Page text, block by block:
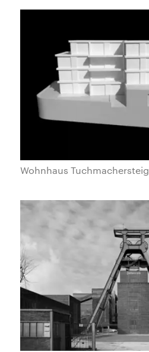
Wohnhaus Tuchmachersteig